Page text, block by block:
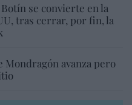
se convierte en la
tras cerrar, por fin, la
Mondragón avanza pero